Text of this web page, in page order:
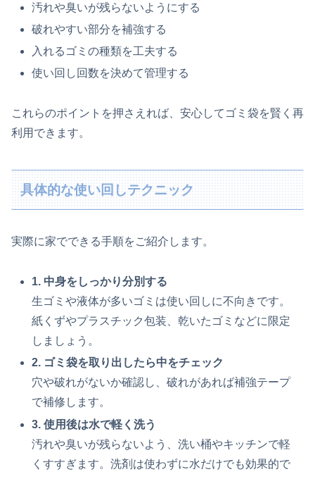
汚れや臭いが残らないようにする
破れやすい部分を補強する
入れるゴミの種類を工夫する
使い回し回数を決めて管理する
これらのポイントを押さえれば、安心してゴミ袋を賢く再
利用できます。
具体的な使い回しテクニック
実際に家でできる手順をご紹介します。
1. 中身をしっかり分別する
生ゴミや液体が多いゴミは使い回しに不向きです。
紙くずやプラスチック包装、乾いたゴミなどに限定
しましょう。
2. ゴミ袋を取り出したら中をチェック
穴や破れがないか確認し、破れがあれば補強テープ
で補修します。
3. 使用後は水で軽く洗う
汚れや臭いが残らないよう、洗い桶やキッチンで軽
くすすぎます。洗剤は使わずに水だけでも効果的で